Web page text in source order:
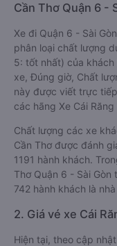
Cần Thơ Quận 6 -
Xe đi Quận 6 - Sài
phân loại chất lượng
5: tốt nhất) của
xe, Đúng giờ, Chất
này được viết trực
các hãng Xe Cái
Chất lượng các xe
Cần Thơ được đánh
1191 hành khách.
Thơ Quận 6 - Sài
742 hành khách là
2. Giá vé xe Cái
Hiện tại, theo cập